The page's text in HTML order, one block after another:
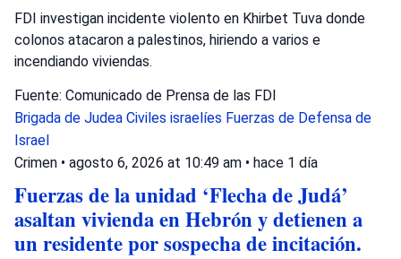
FDI investigan incidente violento en Khirbet Tuva donde
colonos atacaron a palestinos, hiriendo a varios e
incendiando viviendas.
Fuente: Comunicado de Prensa de las FDI
Brigada de Judea Civiles israelíes Fuerzas de Defensa de
Israel
Crimen • agosto 6, 2026 at 10:49 am • hace 1 día
Fuerzas de la unidad ‘Flecha de Judá’
asaltan vivienda en Hebrón y detienen a
un residente por sospecha de incitación.